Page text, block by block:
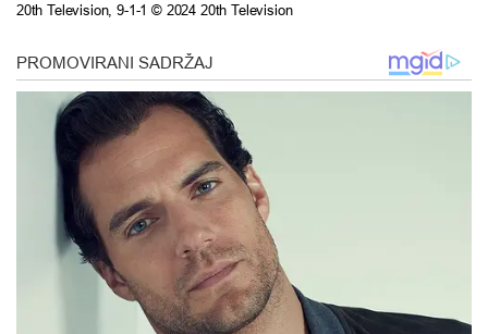
20th Television, 9-1-1 © 2024 20th Television